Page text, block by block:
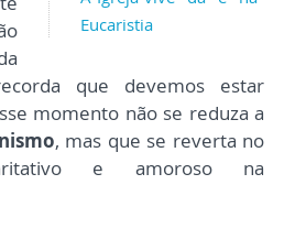
Eucaristia
que devemos estar
momento não se reduza a
, mas que se reverta no
e amoroso na